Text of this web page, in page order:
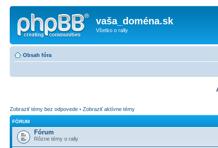
vaša_doména.sk
Všetko o rally
Obsah fóra
Zobraziť témy bez odpovede • Zobraziť aktívne témy
FÓRUM
Fórum
Rôzne témy o rally